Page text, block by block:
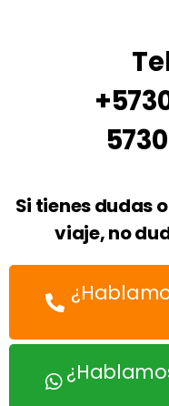
Si tienes dudas
viaje, no